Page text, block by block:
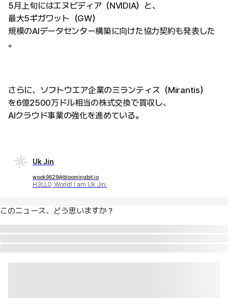
5月上旬にはエヌビディア（NVIDIA）と、
最大5ギガワット（GW）
規模のAIデータセンター構築に向けた協力契約も発表した
。
さらに、ソフトウエア企業のミランティス（Mirantis）
を6億2500万ドル相当の株式交換で買収し、
AIクラウド事業の強化を進めている。
Uk Jin
wook9629@bloomingbit.io
H3LLO, World! I am Uk Jin.
このニュース、どう思いますか？